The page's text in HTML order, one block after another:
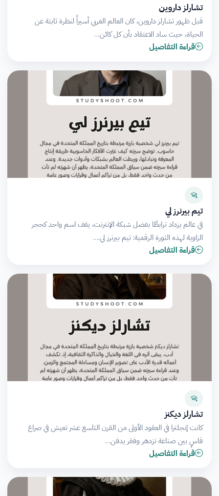
تشارلز داروين
قبل ظهور تشارلز داروين، كان العالم الغربي أسيراً لنظرة ثابتة عن
الحياة، حيث ساد الاعتقاد بأن كل كائن…
قراءة التفاصيل
تيم بيرنرز لي
في عالم يزداد ترابطًا بفضل شبكة الإنترنت، يقف اسم واحد كحجر
الزاوية لهذه الثورة الرقمية: تيم بيرنرز لي.…
قراءة التفاصيل
تشارلز ديكنز
كانت إنجلترا في العقود الأولى من القرن التاسع عشر تعيش في صراع
قاسٍ بين صناعة تزدهر وفقر يدفن…
قراءة التفاصيل